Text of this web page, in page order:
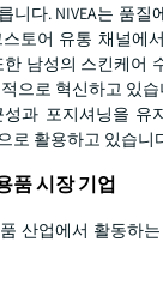
니다. NIVEA는 품질
토어 유통 채널에
남성의 스킨케어
으로 혁신하고 있습
과 포지셔닝을 유
로 활용하고 있습니
품 시장 기업
산업에서 활동하